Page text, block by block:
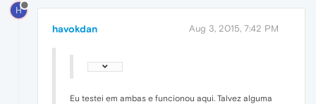
H
havokdan Aug 3, 2015, 7:42 PM
Eu testei em ambas e funcionou aqui. Talvez alguma